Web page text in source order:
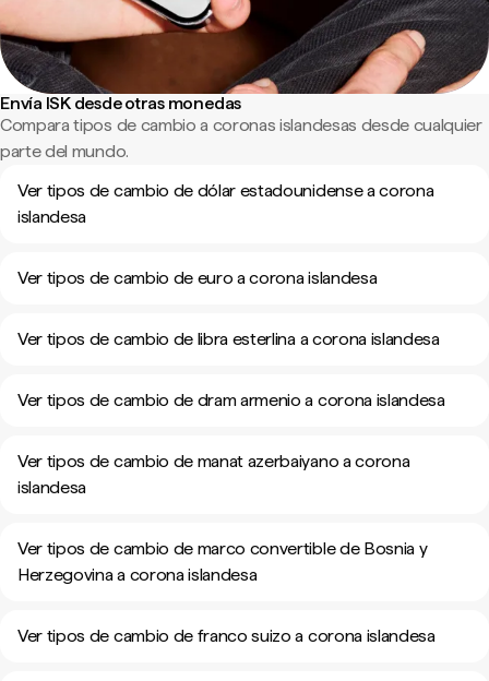
Envía ISK desde otras monedas
Compara tipos de cambio a coronas islandesas desde cualquier
parte del mundo.
Ver tipos de cambio de dólar estadounidense a corona
islandesa
Ver tipos de cambio de euro a corona islandesa
Ver tipos de cambio de libra esterlina a corona islandesa
Ver tipos de cambio de dram armenio a corona islandesa
Ver tipos de cambio de manat azerbaiyano a corona
islandesa
Ver tipos de cambio de marco convertible de Bosnia y
Herzegovina a corona islandesa
Ver tipos de cambio de franco suizo a corona islandesa